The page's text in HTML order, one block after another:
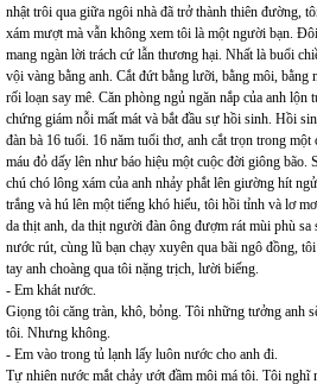
nhật trôi qua giữa ngôi nhà đã trở thành thiên đường,
xám mượt mà vẫn không xem tôi là một người bạn.
mang ngàn lời trách cứ lẫn thương hại. Nhất là buổi
vội vàng bằng anh. Cắt đứt bằng lưỡi, bằng môi, bằng
rối loạn say mê. Căn phòng ngủ ngăn nắp của anh
chứng giám nỗi mất mát và bắt đầu sự hồi sinh. Hồi
đàn bà 16 tuổi. 16 năm tuổi thơ, anh cắt trọn trong
máu đỏ dấy lên như báo hiệu một cuộc đời giông bão.
chú chó lông xám của anh nhảy phắt lên giường hít
trắng và hú lên một tiếng khó hiểu, tôi hồi tỉnh và lơ
da thịt anh, da thịt người đàn ông đượm rát mùi phù
nước rút, cùng lũ bạn chạy xuyên qua bãi ngô đồng,
tay anh choàng qua tôi nặng trịch, lười biếng.
- Em khát nước.
Giọng tôi căng tràn, khô, bỏng. Tôi những tưởng anh
tôi. Nhưng không.
- Em vào trong tủ lạnh lấy luôn nước cho anh đi.
Tự nhiên nước mắt chảy ướt đầm môi má tôi. Tôi